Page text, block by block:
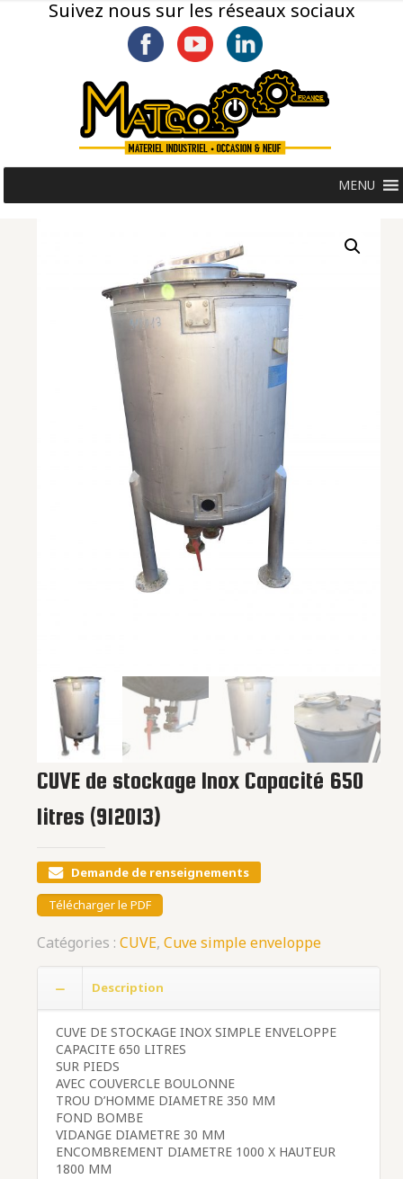
Suivez nous sur les réseaux sociaux
MENU
CUVE de stockage Inox Capacité 650
litres (912013)
Demande de renseignements
Télécharger le PDF
Catégories : CUVE, Cuve simple enveloppe
Description
CUVE DE STOCKAGE INOX SIMPLE ENVELOPPE
CAPACITE 650 LITRES
SUR PIEDS
AVEC COUVERCLE BOULONNE
TROU D’HOMME DIAMETRE 350 MM
FOND BOMBE
VIDANGE DIAMETRE 30 MM
ENCOMBREMENT DIAMETRE 1000 X HAUTEUR
1800 MM